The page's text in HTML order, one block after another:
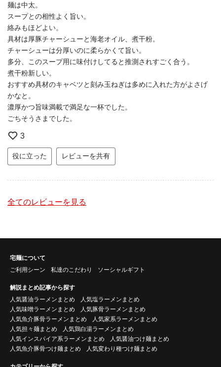
麺は中太。
スープとの相性よく旨い。
絡みもほどよい。
具材は厚豚チャーシューと海老オイル、煮干粉。
チャーシューは分厚いのに柔らかくて旨い。
多分、このスープ用に味付けしてると推測されすごく合う。
煮干粉新しい。
おすすめ具材のキャベツと刻み玉ねぎは多めに入れた方がよさげ
かなと。
濃厚かつ旨味満載で満足な一杯でした。
ごちそうさまでした。
3
役に立った レビューを共有
全てのレビューを見る
宅麺について
ご利用シーン
私達のこだわり ソーシャルギフト
解説まとめ記事から探す
人気醤油ラーメンまとめ
人気塩ラーメンまとめ
人気味噌ラーメンまとめ
人気豚骨ラーメンまとめ
人気魚介豚骨ラーメンまとめ
人気家系ラーメンまとめ
人気担々麺まとめ
人気鶏白湯ラーメンまとめ
人気インスパイア系ラーメンまとめ
人気醤油つけ麺まとめ
人気魚介豚骨つけ麺まとめ
人気変わり種つけ麺まとめ